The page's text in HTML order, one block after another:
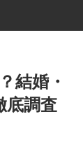
結婚・
底調査